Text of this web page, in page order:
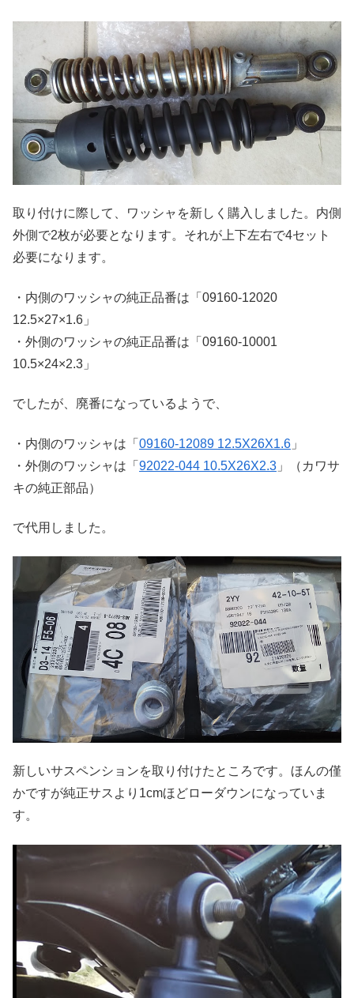
取り付けに際して、ワッシャを新しく購入しました。内側
外側で2枚が必要となります。それが上下左右で4セット
必要になります。
・内側のワッシャの純正品番は「09160-12020
12.5×27×1.6」
・外側のワッシャの純正品番は「09160-10001
10.5×24×2.3」
でしたが、廃番になっているようで、
・内側のワッシャは「 09160-12089 12.5X26X1.6 」
・外側のワッシャは「 92022-044 10.5X26X2.3 」（カワサ
キの純正部品）
で代用しました。
新しいサスペンションを取り付けたところです。ほんの僅
かですが純正サスより1cmほどローダウンになっていま
す。